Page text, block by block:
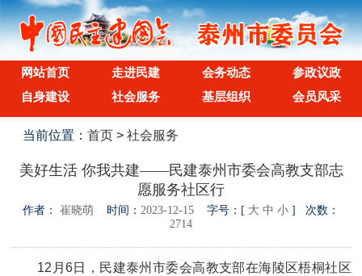
网站首页 走进民建 会务动态
参政议政
自身建设
社会服务 基层组织 会员风采
当前位置：首页 >社会服务
美好生活 你我共建——民建泰州市委会高教支部志
愿服务社区行
作者： 崔晓萌 时间： 2023-12-15 字号：[ 大 中 小 ] 次数：
2714
12月6日，民建泰州市委会高教支部在海陵区梧桐社区